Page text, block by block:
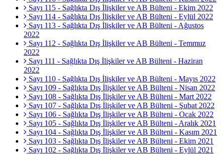
Sayı 115 - Sağlıkta Dış İlişkiler ve AB Bülteni - Ekim 2022
Sayı 114 - Sağlıkta Dış İlişkiler ve AB Bülteni - Eylül 2022
Sayı 113 - Sağlıkta Dış İlişkiler ve AB Bülteni - Ağustos
2022
Sayı 112 - Sağlıkta Dış İlişkiler ve AB Bülteni - Temmuz
2022
Sayı 111 - Sağlıkta Dış İlişkiler ve AB Bülteni - Haziran
2022
Sayı 110 - Sağlıkta Dış İlişkiler ve AB Bülteni - Mayıs 2022
Sayı 109 - Sağlıkta Dış İlişkiler ve AB Bülteni - Nisan 2022
Sayı 108 - Sağlıkta Dış İlişkiler ve AB Bülteni - Mart 2022
Sayı 107 - Sağlıkta Dış İlişkiler ve AB Bülteni - Şubat 2022
Sayı 106 - Sağlıkta Dış İlişkiler ve AB Bülteni - Ocak 2022
Sayı 105 - Sağlıkta Dış İlişkiler ve AB Bülteni - Aralık 2021
Sayı 104 - Sağlıkta Dış İlişkiler ve AB Bülteni - Kasım 2021
Sayı 103 - Sağlıkta Dış İlişkiler ve AB Bülteni - Ekim 2021
Sayı 102 - Sağlıkta Dış İlişkiler ve AB Bülteni - Eylül 2021